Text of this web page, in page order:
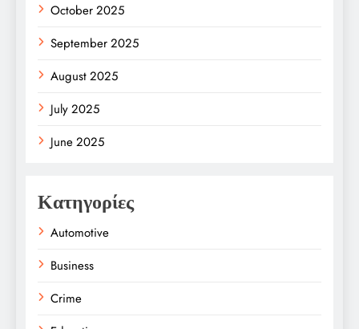
October 2025
September 2025
August 2025
July 2025
June 2025
Κατηγορίες
Automotive
Business
Crime